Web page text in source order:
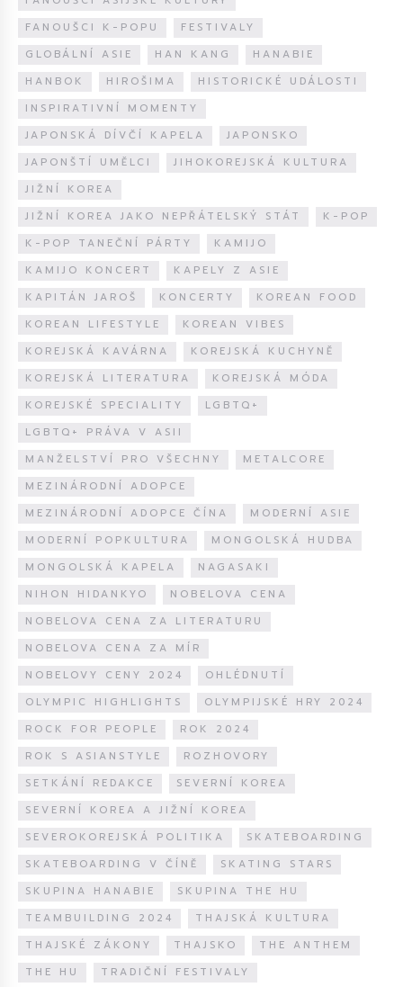
FANOUŠCI K-POPU
FESTIVALY
GLOBÁLNÍ ASIE
HAN KANG
HANABIE
HANBOK
HIROŠIMA
HISTORICKÉ UDÁLOSTI
INSPIRATIVNÍ MOMENTY
JAPONSKÁ DÍVČÍ KAPELA
JAPONSKO
JAPONŠTÍ UMĚLCI
JIHOKOREJSKÁ KULTURA
JIŽNÍ KOREA
JIŽNÍ KOREA JAKO NEPŘÁTELSKÝ STÁT
K-POP
K-POP TANEČNÍ PÁRTY
KAMIJO
KAMIJO KONCERT
KAPELY Z ASIE
KAPITÁN JAROŠ
KONCERTY
KOREAN FOOD
KOREAN LIFESTYLE
KOREAN VIBES
KOREJSKÁ KAVÁRNA
KOREJSKÁ KUCHYNĚ
KOREJSKÁ LITERATURA
KOREJSKÁ MÓDA
KOREJSKÉ SPECIALITY
LGBTQ+
LGBTQ+ PRÁVA V ASII
MANŽELSTVÍ PRO VŠECHNY
METALCORE
MEZINÁRODNÍ ADOPCE
MEZINÁRODNÍ ADOPCE ČÍNA
MODERNÍ ASIE
MODERNÍ POPKULTURA
MONGOLSKÁ HUDBA
MONGOLSKÁ KAPELA
NAGASAKI
NIHON HIDANKYO
NOBELOVA CENA
NOBELOVA CENA ZA LITERATURU
NOBELOVA CENA ZA MÍR
NOBELOVY CENY 2024
OHLÉDNUTÍ
OLYMPIC HIGHLIGHTS
OLYMPIJSKÉ HRY 2024
ROCK FOR PEOPLE
ROK 2024
ROK S ASIANSTYLE
ROZHOVORY
SETKÁNÍ REDAKCE
SEVERNÍ KOREA
SEVERNÍ KOREA A JIŽNÍ KOREA
SEVEROKOREJSKÁ POLITIKA
SKATEBOARDING
SKATEBOARDING V ČÍNĚ
SKATING STARS
SKUPINA HANABIE
SKUPINA THE HU
TEAMBUILDING 2024
THAJSKÁ KULTURA
THAJSKÉ ZÁKONY
THAJSKO
THE ANTHEM
THE HU
TRADIČNÍ FESTIVALY